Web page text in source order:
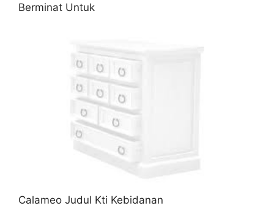
Berminat Untuk
Calameo Judul Kti Kebidanan